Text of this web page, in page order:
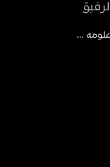
...